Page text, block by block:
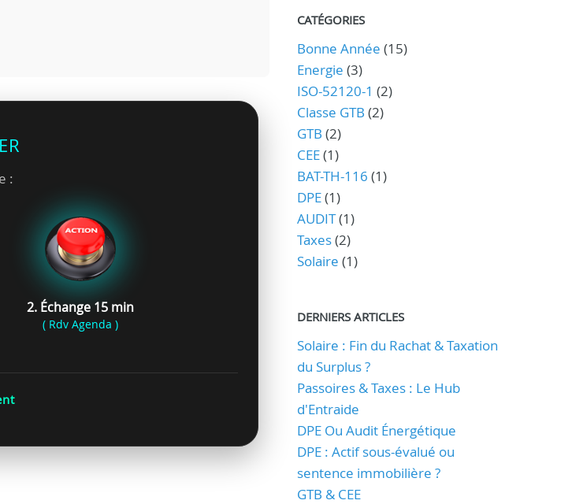
:
2. Échange 15 min
( Rdv Agenda )
CATÉGORIES
Bonne Année (15)
Energie (3)
ISO-52120-1 (2)
Classe GTB (2)
GTB (2)
CEE(1)
BAT-TH-116 (1)
DPE(1)
AUDIT(1)
Taxes(2)
Solaire (1)
DERNIERS ARTICLES
Solaire : Fin du Rachat & Taxation
du Surplus ?
Passoires & Taxes : Le Hub
d'Entraide
DPE Ou Audit Énergétique
DPE : Actif sous-évalué ou
sentence immobilière ?
GTB & CEE